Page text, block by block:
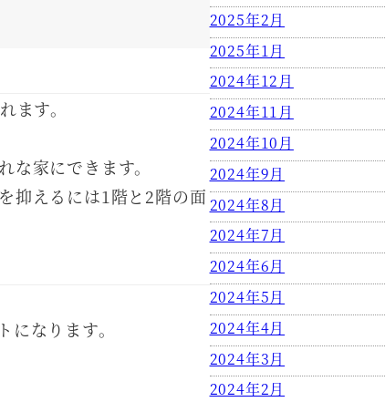
ます。
家にできます。
抑えるには1階と2階の面
なります。
2025年2月
2025年1月
2024年12月
2024年11月
2024年10月
2024年9月
2024年8月
2024年7月
2024年6月
2024年5月
2024年4月
2024年3月
2024年2月